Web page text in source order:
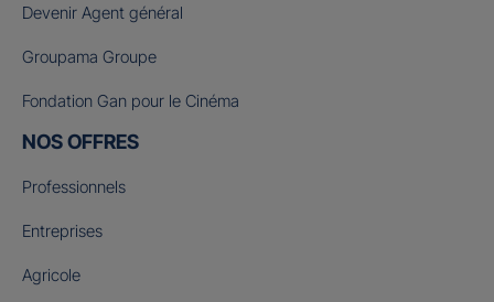
Devenir Agent général
Groupama Groupe
Fondation Gan pour le Cinéma
NOS OFFRES
Professionnels
Entreprises
Agricole